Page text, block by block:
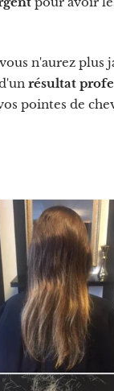
vous n'aurez plus
résultat
pointes de